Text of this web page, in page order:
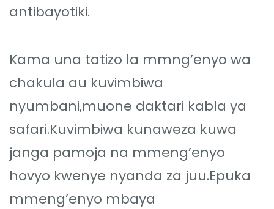
antibayotiki.
Kama una tatizo la mmng’enyo wa
chakula au kuvimbiwa
nyumbani,muone daktari kabla ya
safari.Kuvimbiwa kunaweza kuwa
janga pamoja na mmeng’enyo
hovyo kwenye nyanda za juu.Epuka
mmeng’enyo mbaya